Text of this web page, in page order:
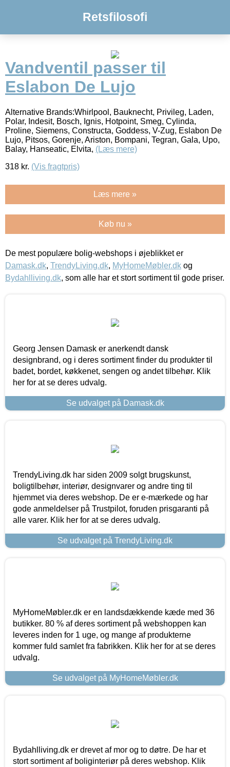
Retsfilosofi
Vandventil passer til
Eslabon De Lujo
Alternative Brands:Whirlpool, Bauknecht, Privileg, Laden,
Polar, Indesit, Bosch, Ignis, Hotpoint, Smeg, Cylinda,
Proline, Siemens, Constructa, Goddess, V-Zug, Eslabon De
Lujo, Pitsos, Gorenje, Ariston, Bompani, Tegran, Gala, Upo,
Balay, Hanseatic, Elvita, (Læs mere)
318 kr. (Vis fragtpris)
Læs mere »
Køb nu »
De mest populære bolig-webshops i øjeblikket er
Damask.dk, TrendyLiving.dk, MyHomeMøbler.dk og
Bydahlliving.dk, som alle har et stort sortiment til gode priser.
Georg Jensen Damask er anerkendt dansk
designbrand, og i deres sortiment finder du produkter til
badet, bordet, køkkenet, sengen og andet tilbehør. Klik
her for at se deres udvalg.
Se udvalget på Damask.dk
TrendyLiving.dk har siden 2009 solgt brugskunst,
boligtilbehør, interiør, designvarer og andre ting til
hjemmet via deres webshop. De er e-mærkede og har
gode anmeldelser på Trustpilot, foruden prisgaranti på
alle varer. Klik her for at se deres udvalg.
Se udvalget på TrendyLiving.dk
MyHomeMøbler.dk er en landsdækkende kæde med 36
butikker. 80 % af deres sortiment på webshoppen kan
leveres inden for 1 uge, og mange af produkterne
kommer fuld samlet fra fabrikken. Klik her for at se deres
udvalg.
Se udvalget på MyHomeMøbler.dk
Bydahlliving.dk er drevet af mor og to døtre. De har et
stort sortiment af boliginteriør på deres webshop. Klik